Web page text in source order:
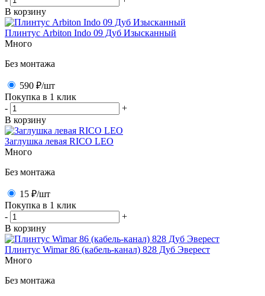
В корзину
Плинтус Arbiton Indo 09 Дуб Изысканный
Много
Без монтажа
590 ₽/шт
Покупка в 1 клик
-
+
В корзину
Заглушка левая RICO LEO
Много
Без монтажа
15 ₽/шт
Покупка в 1 клик
-
+
В корзину
Плинтус Wimar 86 (кабель-канал) 828 Дуб Эверест
Много
Без монтажа